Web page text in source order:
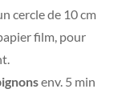
cercle de 10 cm
film, pour
env. 5 min